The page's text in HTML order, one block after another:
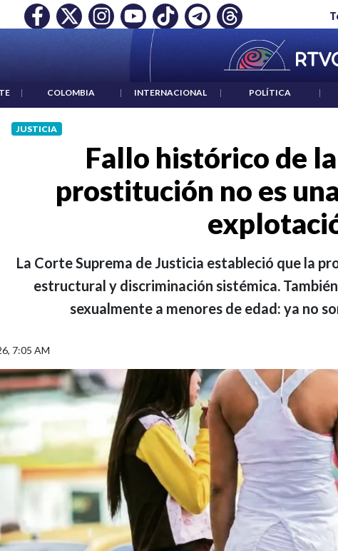
JP MORGAN | "HABLAR NO ES UN CRIMEN": CARTA DE BETO
principal
| COLOMBIA | INTERNACIONAL | POLÍTICA |
JUSTICIA
Fallo histórico de
prostitución no es
La Corte Suprema de Justicia estableció que la
estructural y discriminación sistémica.
sexualmente a menores de edad: ya no
7:05 AM